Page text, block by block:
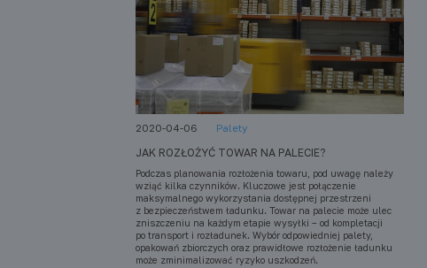
2020-04-06 Palety
JAK ROZŁOŻYĆ TOWAR NA PALECIE?
Podczas planowania rozłożenia towaru, pod uwagę należy
wziąć kilka czynników. Kluczowe jest połączenie
maksymalnego wykorzystania dostępnej przestrzeni
z bezpieczeństwem ładunku. Towar na palecie może ulec
zniszczeniu na każdym etapie wysyłki – od kompletacji
po transport i rozładunek. Wybór odpowiedniej palety,
opakowań zbiorczych oraz prawidłowe rozłożenie ładunku
może zminimalizować ryzyko uszkodzeń.